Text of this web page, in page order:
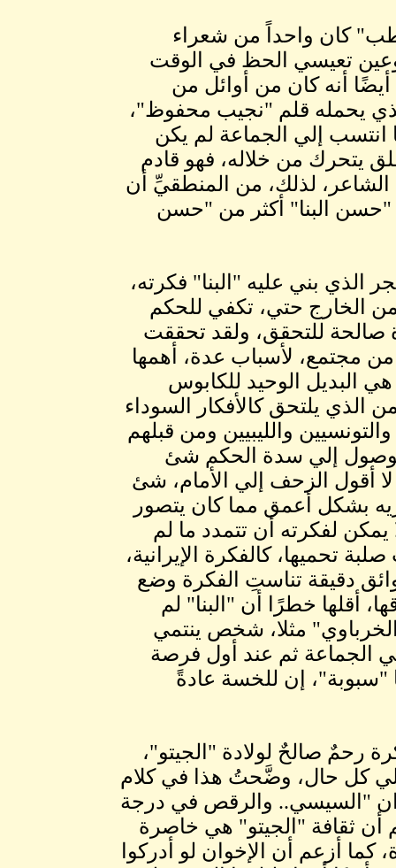
كان واحداً من شعراء
تعيسي الحظ في الوقت
أنه كان من أوائل من
الذي يحمله قلم "نجيب محفوظ"،
انتسب إلي الجماعة لم يكن
يتحرك من خلاله، فهو قادم
لذلك، من المنطقيِّ أن
البنا" أكثر من "حسن
الذي بني عليه "البنا" فكرته،
الخارج حتي، تكفي للحكم
صالحة للتحقق، ولقد تحققت
من مجتمع، لأسباب عدة، أهمها
البديل الوحيد للكابوس
الذي يلتحق كالأفكار السوداء
والليبيين ومن قبلهم
إلي سدة الحكم شئ
أقول الزحف إلي الأمام، شئ
بشكل أعمق مما كان يتصور
يمكن لفكرته أن تتمدد ما لم
تحميها، كالفكرة الإيرانية،
دقيقة تناستِ الفكرة وضع
أقلها خطرًا أن "البنا" لم
مثلا، شخص ينتمي
الجماعة ثم عند أول فرصة
"سبوبة"، إن للخسة عادةً
رحمٌ صالحٌ لولادة "الجيتو"،
كل حال، وضَّحتُ هذا في كلام
"السيسي.. والرقص في درجة
أن ثقافة "الجيتو" هي خاصرة
كما أزعم أن الإخوان لو أدركوا